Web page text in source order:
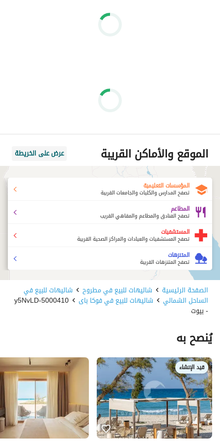
الموقع والأماكن القريبة عرض على الخريطة
المؤسسات التعليمية
تصفح المدارس والكليات والجامعات القريبة
المطاعم
تصفح الفنادق والمطاعم والمقاهي القريب
المستشفيات
تصفح المستشفيات والعيادات والمراكز الصحية القريبة
المتنزهات
تصفح المتنزهات القريبة
الصفحة الرئيسية شاليهات للبيع في مطروح شاليهات للبيع في
الساحل الشمالي شاليهات للبيع في فوكا باى 5000410-y5NvLD
- بيوت
يُنصح به
قيد الإنشاء